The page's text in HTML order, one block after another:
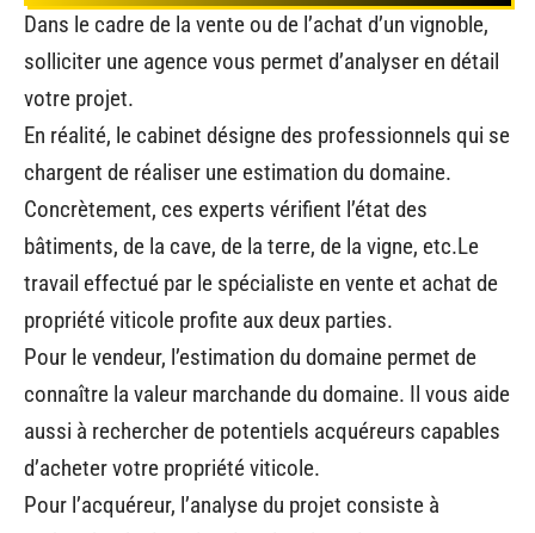
Dans le cadre de la vente ou de l’achat d’un vignoble,
solliciter une agence vous permet d’analyser en détail
votre projet.
En réalité, le cabinet désigne des professionnels qui se
chargent de réaliser une estimation du domaine.
Concrètement, ces experts vérifient l’état des
bâtiments, de la cave, de la terre, de la vigne, etc.Le
travail effectué par le spécialiste en vente et achat de
propriété viticole profite aux deux parties.
Pour le vendeur, l’estimation du domaine permet de
connaître la valeur marchande du domaine. Il vous aide
aussi à rechercher de potentiels acquéreurs capables
d’acheter votre propriété viticole.
Pour l’acquéreur, l’analyse du projet consiste à